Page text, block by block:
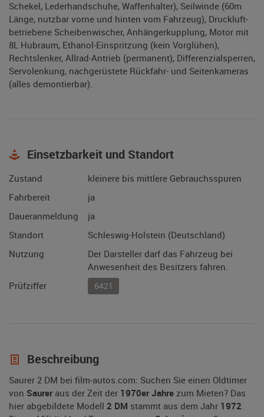
Schekel, Lederhandschuhe, Waffenhalter), Seilwinde (60m
Länge, nutzbar vorne und hinten vom Fahrzeug), Druckluft-
betriebene Scheibenwischer, Anhängerkupplung, Motor mit
8L Hubraum, Ethanol-Einspritzung (kein Vorglühen),
Rechtslenker, Allrad-Antrieb (permanent), Differenzialsperren,
Servolenkung, nachgerüstete Rückfahr- und Seitenkameras
(alles demontierbar).
Einsetzbarkeit und Standort
Zustand
kleinere bis mittlere Gebrauchsspuren
Fahrbereit
ja
Daueranmeldung
ja
Standort
Schleswig-Holstein (Deutschland)
Nutzung
Der Darsteller darf das Fahrzeug bei
Anwesenheit des Besitzers fahren.
Prüfziffer
6421
Beschreibung
Saurer 2 DM bei film-autos.com: Suchen Sie einen Oldtimer
von Saurer aus der Zeit der 1970er Jahre zum Mieten? Das
hier abgebildete Modell 2 DM stammt aus dem Jahr 1972.